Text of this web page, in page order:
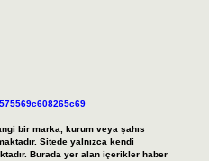
bir marka, kurum veya şahıs
Sitede yalnızca kendi
Burada yer alan içerikler haber